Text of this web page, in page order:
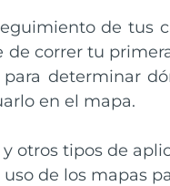
de tus
de correr tu
determinar
en el mapa.
y otros tipos de
uso de los mapas